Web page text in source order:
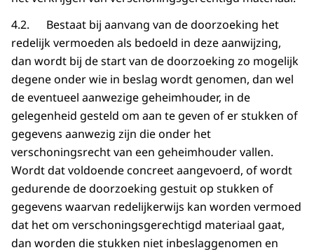
4.2. Bestaat bij aanvang van de doorzoeking het
redelijk vermoeden als bedoeld in deze aanwijzing,
dan wordt bij de start van de doorzoeking zo mogelijk
degene onder wie in beslag wordt genomen, dan wel
de eventueel aanwezige geheimhouder, in de
gelegenheid gesteld om aan te geven of er stukken of
gegevens aanwezig zijn die onder het
verschoningsrecht van een geheimhouder vallen.
Wordt dat voldoende concreet aangevoerd, of wordt
gedurende de doorzoeking gestuit op stukken of
gegevens waarvan redelijkerwijs kan worden vermoed
dat het om verschoningsgerechtigd materiaal gaat,
dan worden die stukken niet inbeslaggenomen en